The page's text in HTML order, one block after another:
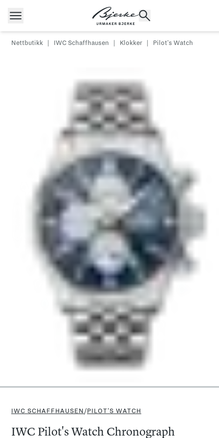
Hopp til innhold
Dykkerur
Tag Heuer Longines
Nettbutikk IWC Schaffhausen Klokker Pilot's Watch
IWC SCHAFFHAUSEN / PILOT'S WATCH
IWC Pilot's Watch Chronograph